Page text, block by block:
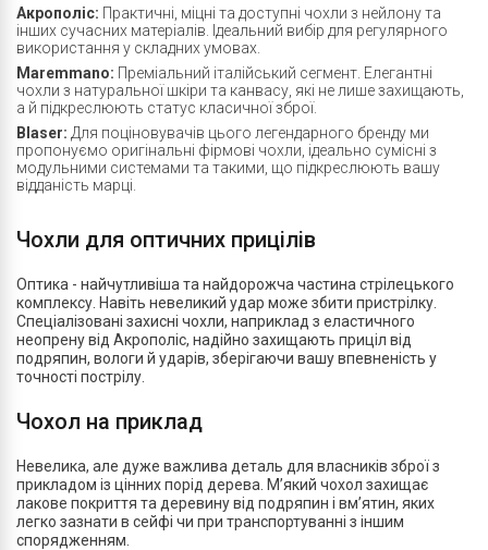
Акрополіс: Практичні, міцні та доступні чохли з нейлону та
інших сучасних матеріалів. Ідеальний вибір для регулярного
використання у складних умовах.
Maremmano: Преміальний італійський сегмент. Елегантні
чохли з натуральної шкіри та канвасу, які не лише захищають,
а й підкреслюють статус класичної зброї.
Blaser: Для поціновувачів цього легендарного бренду ми
пропонуємо оригінальні фірмові чохли, ідеально сумісні з
модульними системами та такими, що підкреслюють вашу
відданість марці.
Чохли для оптичних прицілів
Оптика - найчутливіша та найдорожча частина стрілецького
комплексу. Навіть невеликий удар може збити пристрілку.
Спеціалізовані захисні чохли, наприклад з еластичного
неопрену від Акрополіс, надійно захищають приціл від
подряпин, вологи й ударів, зберігаючи вашу впевненість у
точності пострілу.
Чохол на приклад
Невелика, але дуже важлива деталь для власників зброї з
прикладом із цінних порід дерева. М’який чохол захищає
лакове покриття та деревину від подряпин і вм’ятин, яких
легко зазнати в сейфі чи при транспортуванні з іншим
спорядженням.